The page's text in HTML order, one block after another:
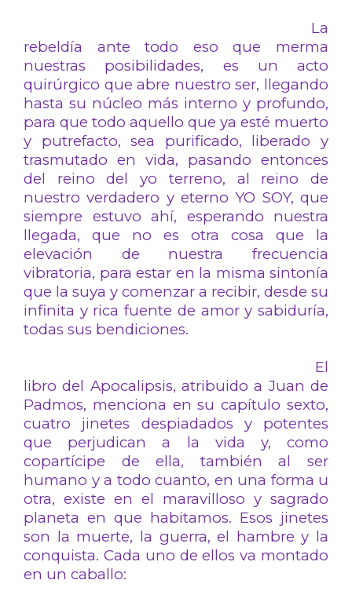
La
rebeldía ante todo eso que merma
nuestras posibilidades, es un acto
quirúrgico que abre nuestro ser, llegando
hasta su núcleo más interno y profundo,
para que todo aquello que ya esté muerto
y putrefacto, sea purificado, liberado y
trasmutado en vida, pasando entonces
del reino del yo terreno, al reino de
nuestro verdadero y eterno YO SOY, que
siempre estuvo ahí, esperando nuestra
llegada, que no es otra cosa que la
elevación de nuestra frecuencia
vibratoria, para estar en la misma sintonía
que la suya y comenzar a recibir, desde su
infinita y rica fuente de amor y sabiduría,
todas sus bendiciones.
El
libro del Apocalipsis, atribuido a Juan de
Padmos, menciona en su capítulo sexto,
cuatro jinetes despiadados y potentes
que perjudican a la vida y, como
copartícipe de ella, también al ser
humano y a todo cuanto, en una forma u
otra, existe en el maravilloso y sagrado
planeta en que habitamos. Esos jinetes
son la muerte, la guerra, el hambre y la
conquista. Cada uno de ellos va montado
en un caballo: